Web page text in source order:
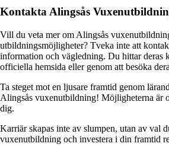
Kontakta Alingsås
Vill du veta mer om Alingsås
utbildningsmöjligheter? Tveka inte att
information och vägledning. Du hittar deras
officiella hemsida eller genom att besöka
Ta steget mot en ljusare framtid genom
Alingsås vuxenutbildning! Möjligheterna är
dig.
Karriär skapas inte av slumpen, utan av val
vuxenutbildning och investera i din framtid